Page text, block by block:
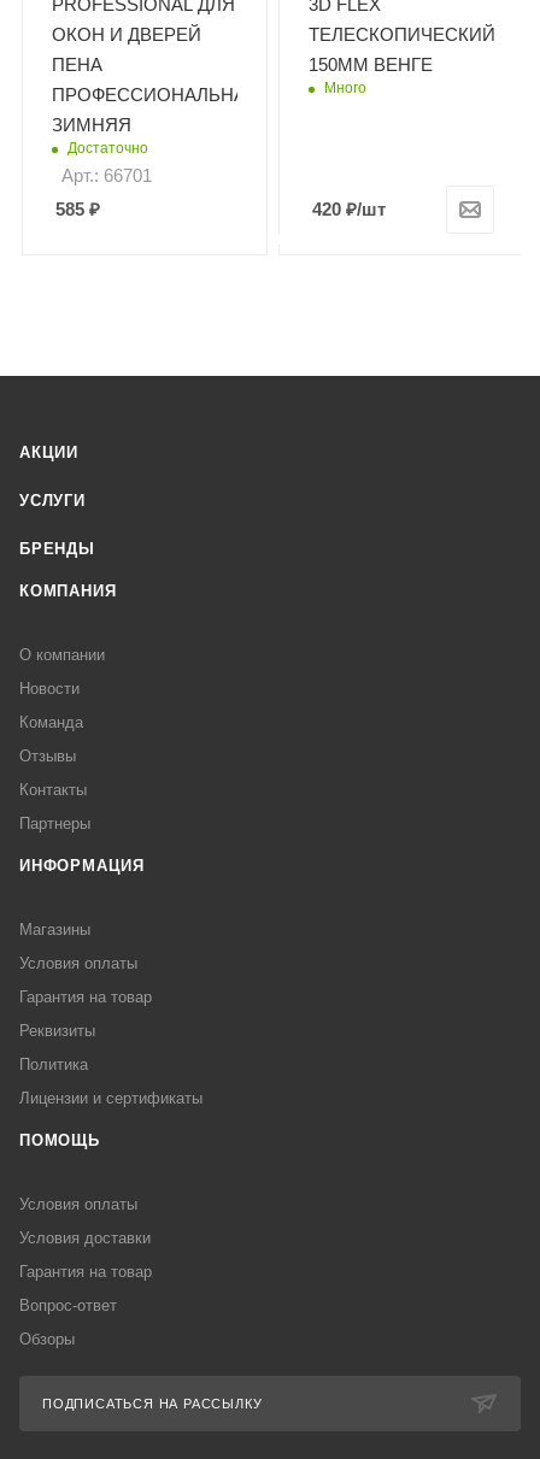
PROFESSIONAL ДЛЯ
ОКОН И ДВЕРЕЙ
ПЕНА
ПРОФЕССИОНАЛЬНАЯ
ЗИМНЯЯ
Достаточно
Арт.: 66701
585 ₽
3D FLEX
ТЕЛЕСКОПИЧЕСКИЙ
150ММ ВЕНГЕ
Много
420 ₽/шт
АКЦИИ
УСЛУГИ
БРЕНДЫ
КОМПАНИЯ
О компании
Новости
Команда
Отзывы
Контакты
Партнеры
ИНФОРМАЦИЯ
Магазины
Условия оплаты
Гарантия на товар
Реквизиты
Политика
Лицензии и сертификаты
ПОМОЩЬ
Условия оплаты
Условия доставки
Гарантия на товар
Вопрос-ответ
Обзоры
ПОДПИСАТЬСЯ НА РАССЫЛКУ